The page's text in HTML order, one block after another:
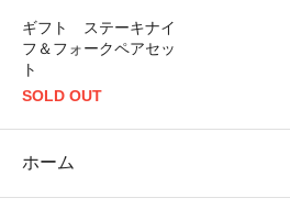
ギフト ステーキナイ
フ＆フォークペアセッ
ト
SOLD OUT
ホーム